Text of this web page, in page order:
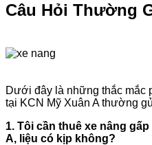
Câu Hỏi Thường
Dưới đây là những thắc mắc
tại KCN Mỹ Xuân A thường
1. Tôi cần thuê xe nâng
A, liệu có kịp không?